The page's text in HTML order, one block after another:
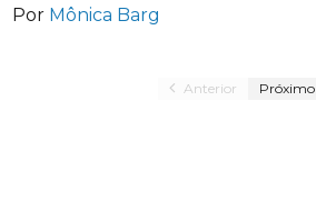
Por Mônica Barg
Anterior Próximo